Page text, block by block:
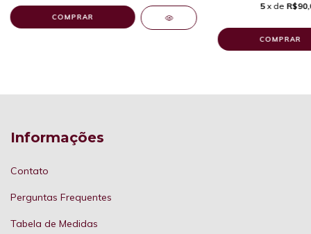
COMPRAR
5 x de
COMPRAR
Informações
Contato
Perguntas Frequentes
Tabela de Medidas